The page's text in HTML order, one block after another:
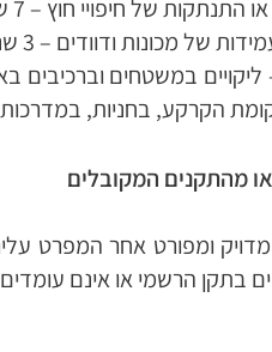
של חיפויי חוץ – 7 שנים
של מכונות ודוודים – 3 שנים
ליקויים במשטחים וברכיבים
הקרקע, בחניות, במדרכות
מהתקנים המקובלים
ומפורט אחר המפרט
בתקן הרשמי או אינם עומדים